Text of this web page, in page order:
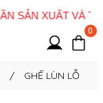
0
/ GHẾ LÙN LỖ